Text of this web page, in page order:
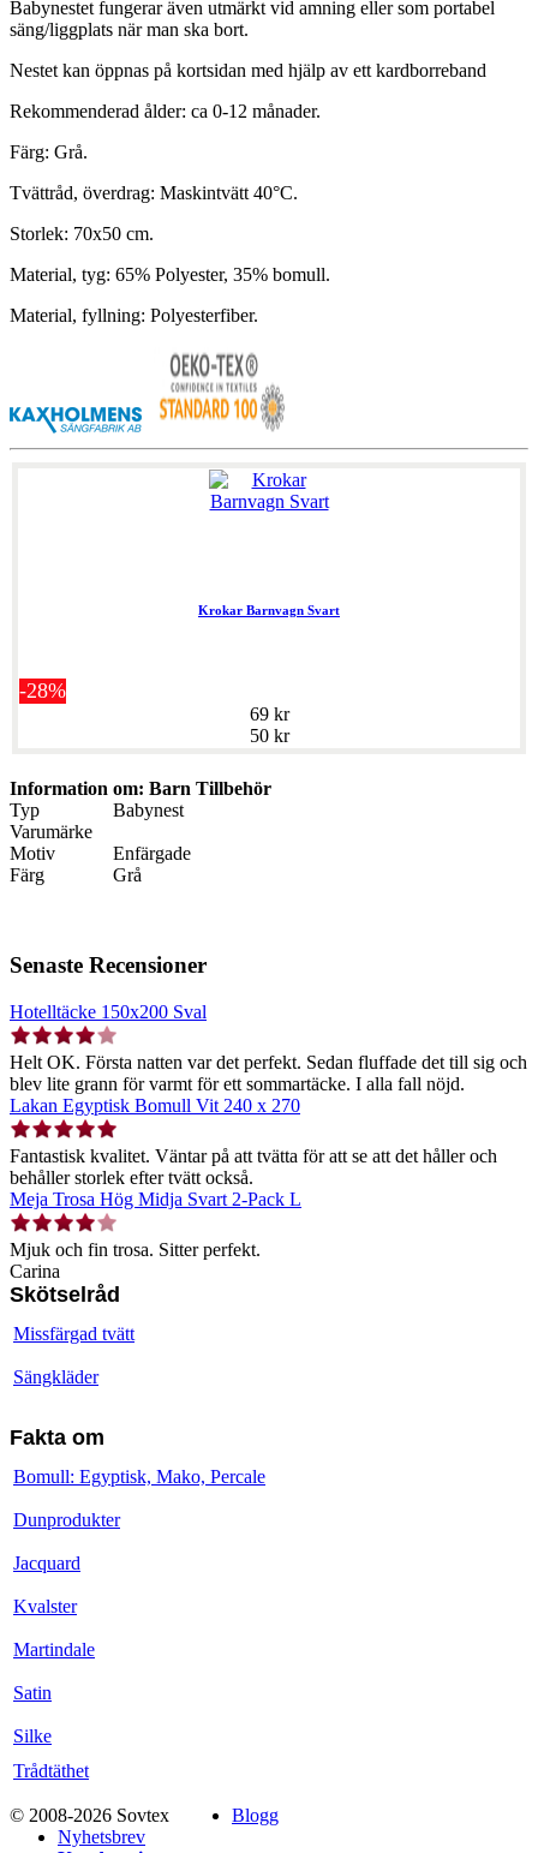
Babynestet fungerar även utmärkt vid amning eller som portabel
säng/liggplats när man ska bort.
Nestet kan öppnas på kortsidan med hjälp av ett kardborreband
Rekommenderad ålder: ca 0-12 månader.
Färg: Grå.
Tvättråd, överdrag: Maskintvätt 40°C.
Storlek: 70x50 cm.
Material, tyg: 65% Polyester, 35% bomull.
Material, fyllning: Polyesterfiber.
Krokar Barnvagn Svart
-28%
69 kr
50 kr
Information om: Barn Tillbehör
Typ
Babynest
Varumärke
Motiv
Enfärgade
Färg
Grå
Senaste Recensioner
Hotelltäcke 150x200 Sval
Helt OK. Första natten var det perfekt. Sedan fluffade det till sig och
blev lite grann för varmt för ett sommartäcke. I alla fall nöjd.
Lakan Egyptisk Bomull Vit 240 x 270
Fantastisk kvalitet. Väntar på att tvätta för att se att det håller och
behåller storlek efter tvätt också.
Meja Trosa Hög Midja Svart 2-Pack L
Mjuk och fin trosa. Sitter perfekt.
Carina
Skötselråd
Missfärgad tvätt
Sängkläder
Fakta om
Bomull: Egyptisk, Mako, Percale
Dunprodukter
Jacquard
Kvalster
Martindale
Satin
Silke
Trådtäthet
© 2008-2026 Sovtex
Blogg
Nyhetsbrev